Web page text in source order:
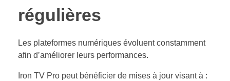
régulières
Les plateformes numériques évoluent constamment
afin d’améliorer leurs performances.
Iron TV Pro peut bénéficier de mises à jour visant à :